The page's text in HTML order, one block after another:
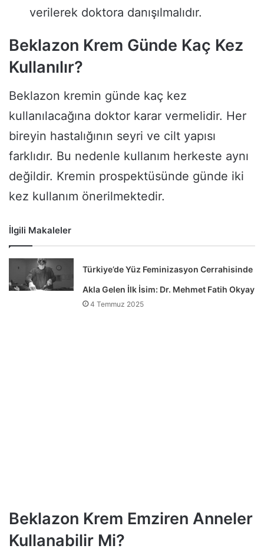
verilerek doktora danışılmalıdır.
Beklazon Krem Günde Kaç Kez
Kullanılır?
Beklazon kremin günde kaç kez
kullanılacağına doktor karar vermelidir. Her
bireyin hastalığının seyri ve cilt yapısı
farklıdır. Bu nedenle kullanım herkeste aynı
değildir. Kremin prospektüsünde günde iki
kez kullanım önerilmektedir.
İlgili Makaleler
Türkiye’de Yüz Feminizasyon Cerrahisinde
Akla Gelen İlk İsim: Dr. Mehmet Fatih Okyay
4 Temmuz 2025
Beklazon Krem Emziren Anneler
Kullanabilir Mi?